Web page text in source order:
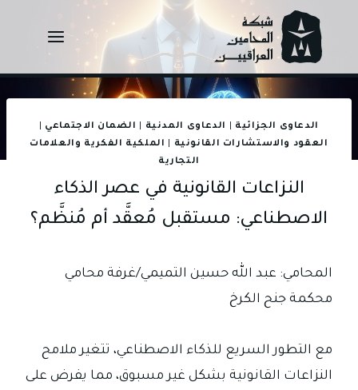
content
الدعاوى الجزائية الدعاوى المدنية الضمان الاجتماعي
العقود والاستشارات القانونية
الملكية الفكرية والعلامات
التجارية
النزاعات القانونية في عصر الذكاء
الاصطناعي: مستقبل مُعقَّد أم مُنظَّم؟
المحامي: عبد الله حسين التميمي/غرفة محامي
محكمة جنح الكرخ
مع التطور السريع للذكاء الاصطناعي، تتغير ملامح
النزاعات القانونية بشكل غير مسبوق، مما يفرض على